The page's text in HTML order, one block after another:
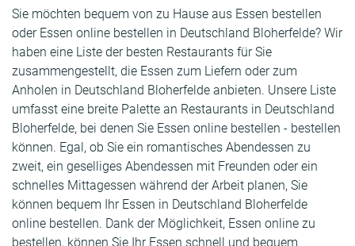
Sie möchten bequem von zu Hause aus Essen bestellen
oder Essen online bestellen in Deutschland Bloherfelde? Wir
haben eine Liste der besten Restaurants für Sie
zusammengestellt, die Essen zum Liefern oder zum
Anholen in Deutschland Bloherfelde anbieten. Unsere Liste
umfasst eine breite Palette an Restaurants in Deutschland
Bloherfelde, bei denen Sie Essen online bestellen - bestellen
können. Egal, ob Sie ein romantisches Abendessen zu
zweit, ein geselliges Abendessen mit Freunden oder ein
schnelles Mittagessen während der Arbeit planen, Sie
können bequem Ihr Essen in Deutschland Bloherfelde
online bestellen. Dank der Möglichkeit, Essen online zu
bestellen, können Sie Ihr Essen schnell und bequem